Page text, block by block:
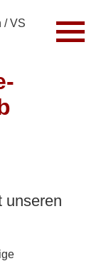
unseren